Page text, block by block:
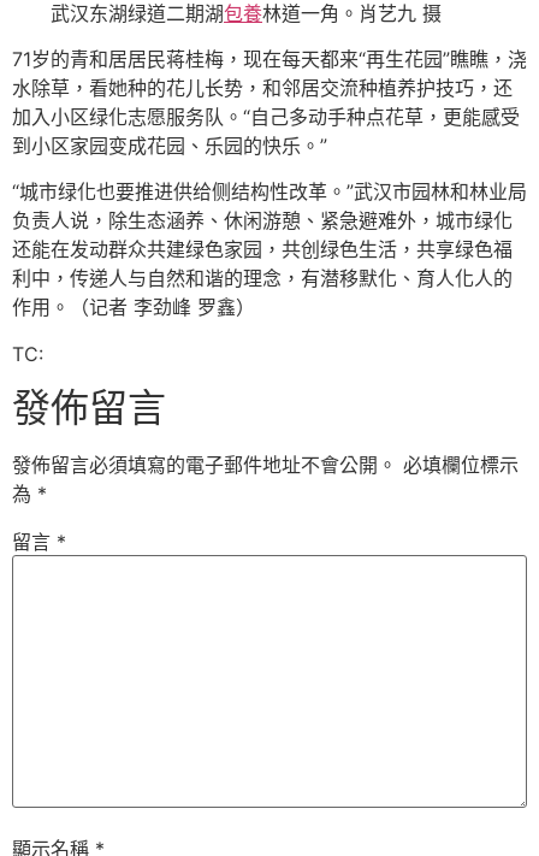
武汉东湖绿道二期湖包養林道一角。肖艺九 摄
71岁的青和居居民蒋桂梅，现在每天都来“再生花园”瞧瞧，浇
水除草，看她种的花儿长势，和邻居交流种植养护技巧，还
加入小区绿化志愿服务队。“自己多动手种点花草，更能感受
到小区家园变成花园、乐园的快乐。”
“城市绿化也要推进供给侧结构性改革。”武汉市园林和林业局
负责人说，除生态涵养、休闲游憩、紧急避难外，城市绿化
还能在发动群众共建绿色家园，共创绿色生活，共享绿色福
利中，传递人与自然和谐的理念，有潜移默化、育人化人的
作用。（记者 李劲峰 罗鑫）
TC:
發佈留言
發佈留言必須填寫的電子郵件地址不會公開。 必填欄位標示
為 *
留言 *
顯示名稱 *